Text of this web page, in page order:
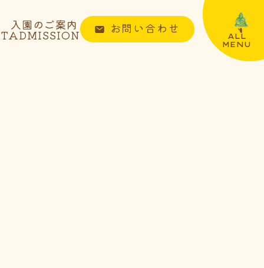
ALL
MENU
入園のご案内
ADMISSION お問い合わせ